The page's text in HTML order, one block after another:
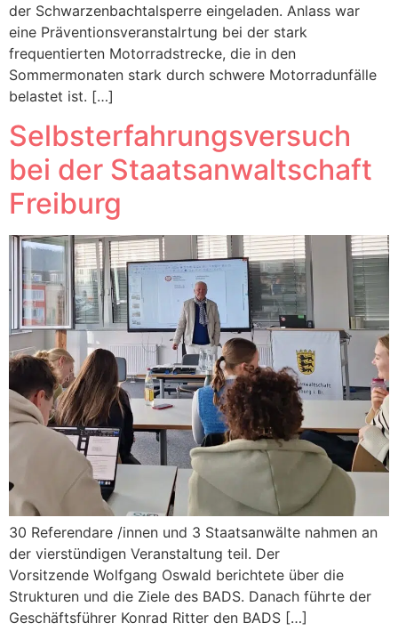
der Schwarzenbachtalsperre eingeladen. Anlass war
eine Präventionsveranstalrtung bei der stark
frequentierten Motorradstrecke, die in den
Sommermonaten stark durch schwere Motorradunfälle
belastet ist. […]
Selbsterfahrungsversuch
bei der Staatsanwaltschaft
Freiburg
30 Referendare /innen und 3 Staatsanwälte nahmen an
der vierstündigen Veranstaltung teil. Der
Vorsitzende Wolfgang Oswald berichtete über die
Strukturen und die Ziele des BADS. Danach führte der
Geschäftsführer Konrad Ritter den BADS […]